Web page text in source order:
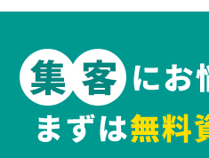
工 [品目] その他金属・樹脂・超硬
L曲げ加工してもらいたいです。 [必
【オリジナル「袖
を開発予定】製
製造会社 > 製造会社